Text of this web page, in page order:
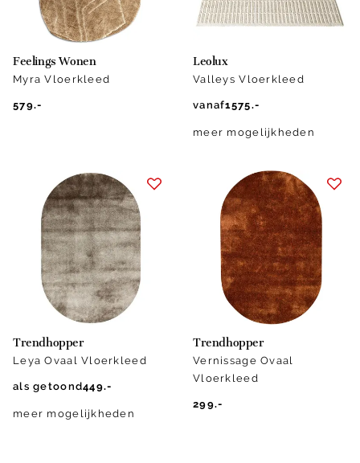
Feelings Wonen
Myra Vloerkleed
579.-
Leolux
Valleys Vloerkleed
vanaf1575.-
meer mogelijkheden
Trendhopper
Leya Ovaal Vloerkleed
als getoond449.-
meer mogelijkheden
Trendhopper
Vernissage Ovaal
Vloerkleed
299.-